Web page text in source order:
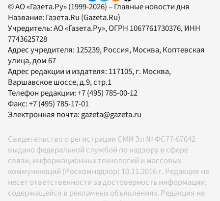
© АО «Газета.Ру» (1999-2026) – Главные новости дня
Название: Газета.Ru (Gazeta.Ru)
Учредитель:АО «Газета.Ру», ОГРН 1067761730376, ИНН
7743625728
Адрес учредителя: 125239, Россия, Москва, Коптевская
улица, дом 67
Адрес редакции и издателя: 117105, г. Москва,
Варшавское шоссе, д.9, стр.1
Телефон редакции:+7 (495) 785-00-12
Факс:+7 (495) 785-17-01
Электронная почта: gazeta@gazeta.ru
Свидетельство о регистрации СМИ Эл № ФС77-67642
выдано федеральной службой по надзору в сфере
связи, информационных технологий и массовых
коммуникаций (Роскомнадзор) 10.11.2016 г. Редакция не
несет ответственности за достоверность информации,
содержащейся в рекламных объявлениях. Редакция не